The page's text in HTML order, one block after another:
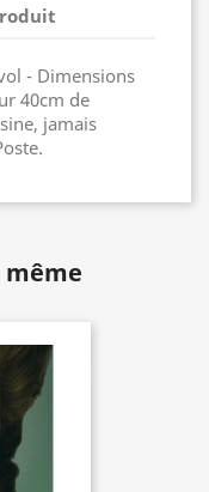
- Dimensions
40cm de
jamais
même